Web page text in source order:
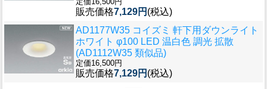
販売価格7,129円 (税込)
AD1177W35 コイズミ 軒下用ダウンライト
ホワイト φ100 LED 温白色 調光 拡散
(AD1112W35 類似品)
定価16,500円
販売価格7,129円 (税込)